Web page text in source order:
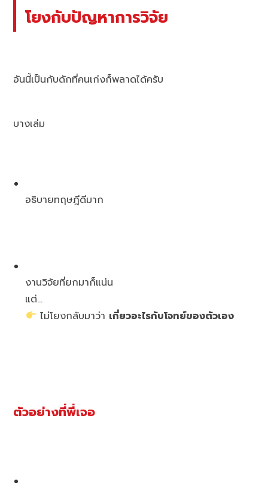
โยงกับปัญหาการวิจัย
อันนี้เป็นกับดักที่คนเก่งก็พลาดได้ครับ
บางเล่ม
อธิบายทฤษฎีดีมาก
งานวิจัยที่ยกมาก็แน่น
แต่…
ไม่โยงกลับมาว่า เกี่ยวอะไรกับโจทย์ของตัวเอง
ตัวอย่างที่พี่เจอ